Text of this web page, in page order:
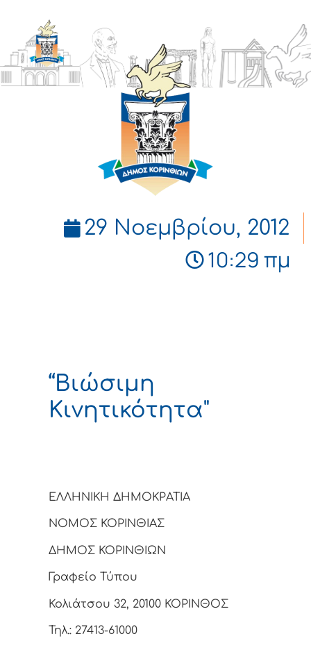
ΔΗΜΟΣ
ΚΟΡΙΝΘΙΩΝ
29 Νοεμβρίου, 2012
10:29 πμ
“Βιώσιμη
Κινητικότητα"
ΕΛΛΗΝΙΚΗ ΔΗΜΟΚΡΑΤΙΑ
ΝΟΜΟΣ ΚΟΡΙΝΘΙΑΣ
ΔΗΜΟΣ ΚΟΡΙΝΘΙΩΝ
Γραφείο Τύπου
Κολιάτσου 32, 20100 ΚΟΡΙΝΘΟΣ
Τηλ.: 27413-61000